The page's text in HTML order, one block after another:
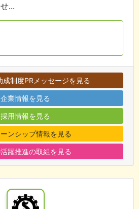
...
成制度PRメッセージを見る
企業情報を見る
採用情報を見る
ンシップ情報を見る
躍推進の取組を見る